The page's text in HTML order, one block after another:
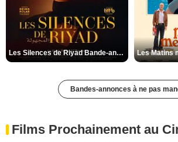
Les Silences de Riyad Bande-annonce VO STFR
Bandes-annonces à ne pas
Films Prochainement au